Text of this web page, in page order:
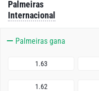
Palmeiras
Internacional
Palmeiras gana
1.63
1.62